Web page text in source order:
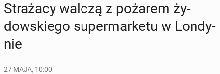
Stra­ża­cy walczą z pożarem ży­
dow­skie­go su­per­mar­ke­tu w Lon­dy­
nie
27 MAJA, 10:00